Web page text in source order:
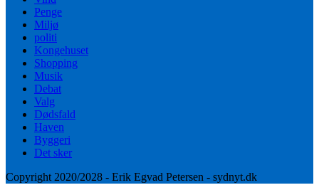
Penge
Miljø
politi
Kongehuset
Shopping
Musik
Debat
Valg
Dødsfald
Haven
Byggeri
Det sker
Copyright 2020/2028 - Erik Egvad Petersen - sydnyt.dk